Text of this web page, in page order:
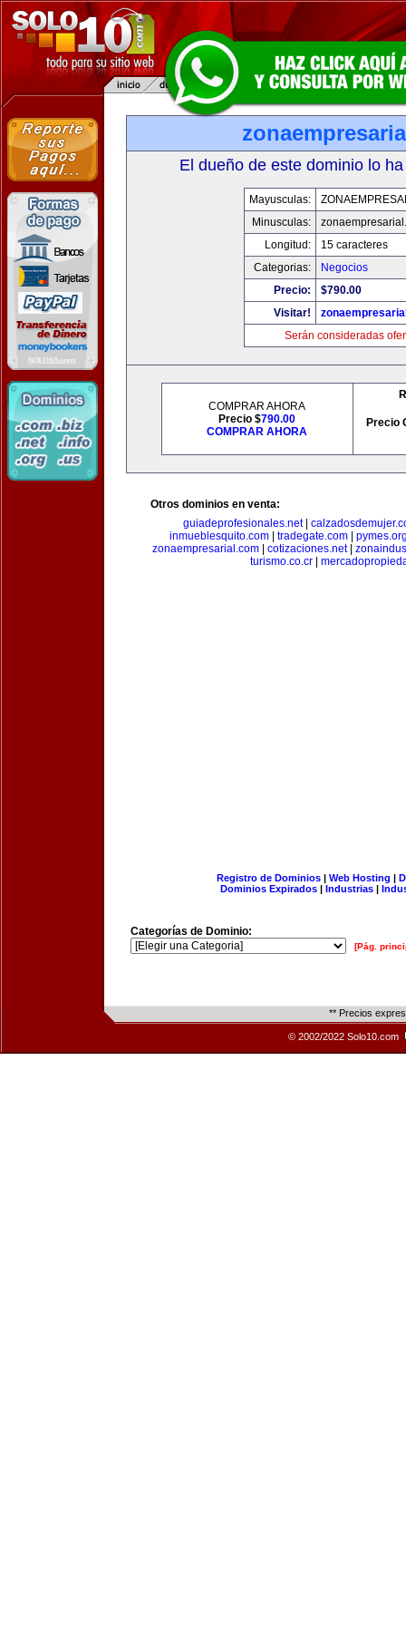
El dueño de este dominio lo
Mayusculas:
Minusculas:
Longitud:
15 caracteres
Categorias:
Negocios
Precio:
$790.00
Visitar!
Serán consideradas
COMPRAR AHORA
Precio $790.00
COMPRAR AHORA
Precio
Otros dominios en venta:
guiadeprofesionales.net|
inmueblesquito.com
tradegate.com
zonaempresarial.com| cotizaciones.net|
turismo.co.cr|
Registro de Dominios| Web Hosting |
Dominios Expirados | Industrias |
Categorías de Dominio:
[Pág.
** Precios
© 2002/2022 Solo10.com